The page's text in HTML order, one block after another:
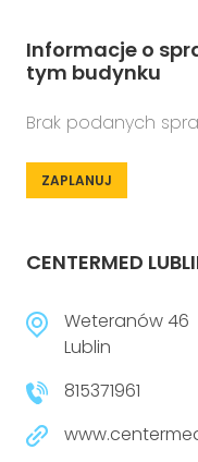
Informacje o
tym budynku
Brak podanych
ZAPLANUJ
CENTERMED
Weteranów 46
Lublin
815371961